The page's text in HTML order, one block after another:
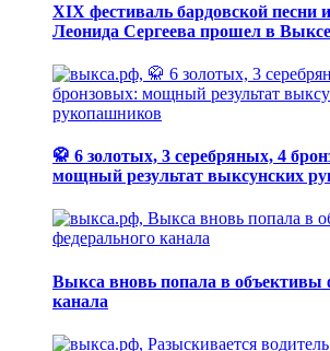
XIX фестиваль бардовской песни
Леонида Сергеева прошел в Выксе
🥋 6 золотых, 3 серебряных, 4
мощный результат выксунских
Выкса вновь попала в объективы
канала